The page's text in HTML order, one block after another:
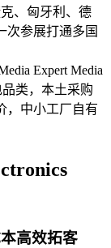
、匈牙利、德
次参展打通多国
Expert Media
类，本土采购
，中小工厂自有
高效拓客